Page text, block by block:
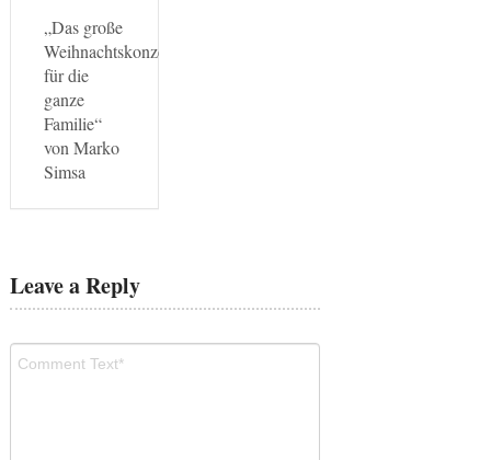
„Das große
Weihnachtskonzert
für die
ganze
Familie“
von Marko
Simsa
Leave a Reply